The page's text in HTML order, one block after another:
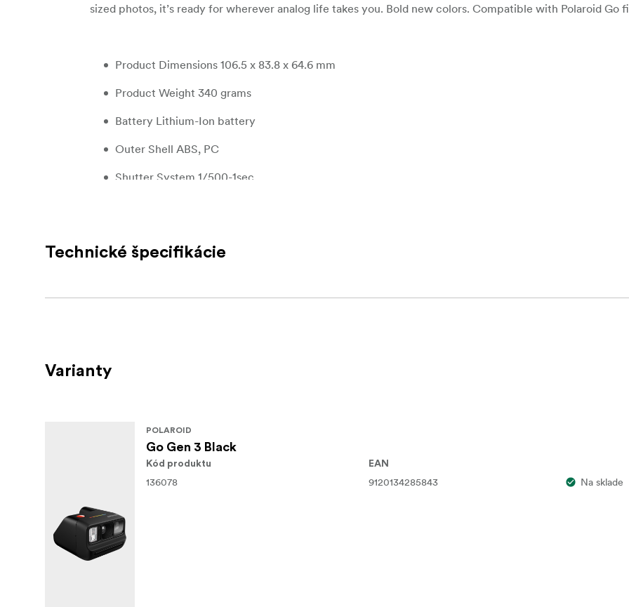
sized photos, it’s ready for wherever analog life takes you. Bold new colors. Compatible with Polaroid Go
Product Dimensions 106.5 x 83.8 x 64.6 mm
Product Weight 340 grams
Battery Lithium-Ion battery
Outer Shell ABS, PC
Shutter System 1/500-1sec
Focal Length 63.75mm
Wrist strap
Stickers
Safety and comliance
Technické špecifikácie
Varianty
POLAROID
Go Gen 3 Black
Kód produktu
136078
EAN
9120134285843 Na sklade